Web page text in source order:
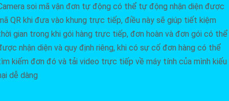
soi mã vận đơn tự động có thể tự động nhận diện được
QR khi đưa vào khung trực tiếp, điều này sẽ giúp tiết kiệm
gian trong khi gói hàng trực tiếp, đơn hoàn và đơn gói có thể
nhận diện và quy định riêng, khi có sự cố đơn hàng có thể
kiếm đơn đó và tải video trực tiếp về máy tính của mình kiếu
dễ dàng